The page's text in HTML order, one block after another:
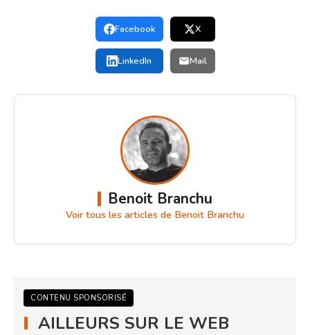
Facebook X
LinkedIn Mail
Benoit Branchu
Voir tous les articles de Benoit Branchu
CONTENU SPONSORISÉ
AILLEURS SUR LE WEB